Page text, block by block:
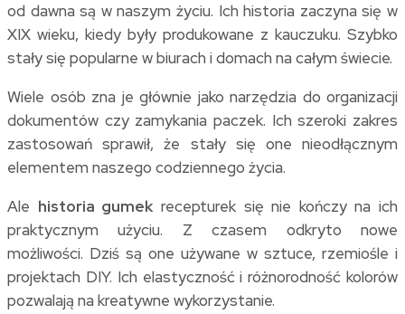
od dawna są w naszym życiu. Ich historia zaczyna się w
XIX wieku, kiedy były produkowane z kauczuku. Szybko
stały się popularne w biurach i domach na całym świecie.
Wiele osób zna je głównie jako narzędzia do organizacji
dokumentów czy zamykania paczek. Ich szeroki zakres
zastosowań sprawił, że stały się one nieodłącznym
elementem naszego codziennego życia.
Ale historia gumekrecepturek się nie kończy na ich
praktycznym użyciu. Z czasem odkryto nowe
możliwości. Dziś są one używane w sztuce, rzemiośle i
projektach DIY. Ich elastyczność i różnorodność kolorów
pozwalają na kreatywne wykorzystanie.